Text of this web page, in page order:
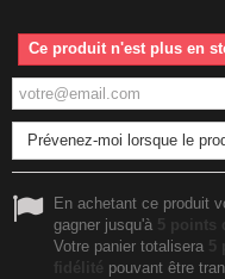
Ce produit n'est plus en
Prévenez-moi lorsque le
En achetant ce produit
gagner jusqu'à 5 points
Votre panier totalisera 5
fidélité pouvant être